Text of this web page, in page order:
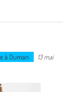
à Ouman
13 mai